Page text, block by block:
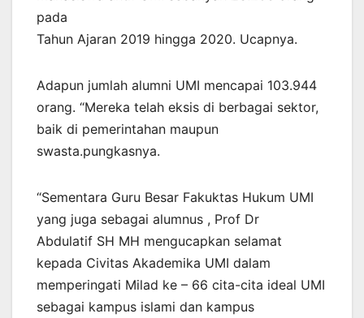
pada
Tahun Ajaran 2019 hingga 2020. Ucapnya.
Adapun jumlah alumni UMI mencapai 103.944
orang. “Mereka telah eksis di berbagai sektor,
baik di pemerintahan maupun
swasta.pungkasnya.
“Sementara Guru Besar Fakuktas Hukum UMI
yang juga sebagai alumnus , Prof Dr
Abdulatif SH MH mengucapkan selamat
kepada Civitas Akademika UMI dalam
memperingati Milad ke – 66 cita-cita ideal UMI
sebagai kampus islami dan kampus